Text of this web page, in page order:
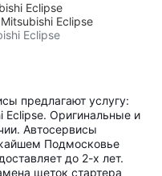
Eclipse
Eclipse
Eclipse
предлагают услугу:
Eclipse. Оригинальные и
Автосервисы
Подмосковье
до 2-х лет.
щеток стартера